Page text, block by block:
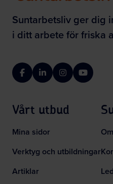
Suntarbetsliv ger dig
i ditt arbete för friska
FacebookLinkedInInstagramYouTube
Vårt utbud
Mina sidor
Verktyg och utbildningar
Artiklar